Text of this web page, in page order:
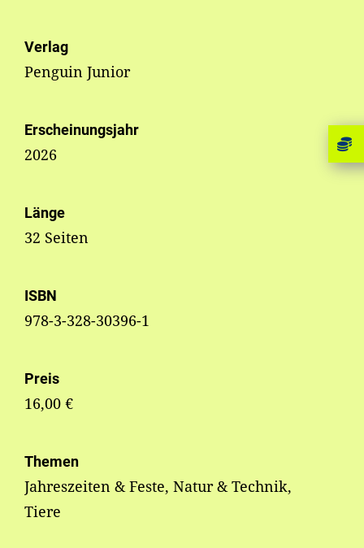
Verlag
Penguin Junior
Erscheinungsjahr
2026
Länge
32 Seiten
ISBN
978-3-328-30396-1
Preis
16,00 €
Themen
Jahreszeiten & Feste, Natur & Technik,
Tiere